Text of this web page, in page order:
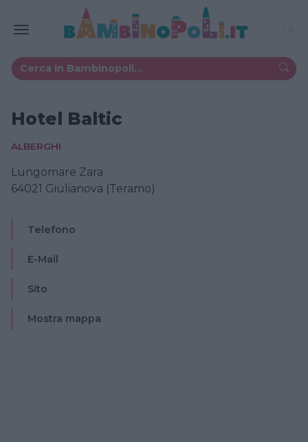
Hotel Baltic
ALBERGHI
Lungomare Zara
64021 Giulianova (Teramo)
Telefono
E-Mail
Sito
Mostra mappa